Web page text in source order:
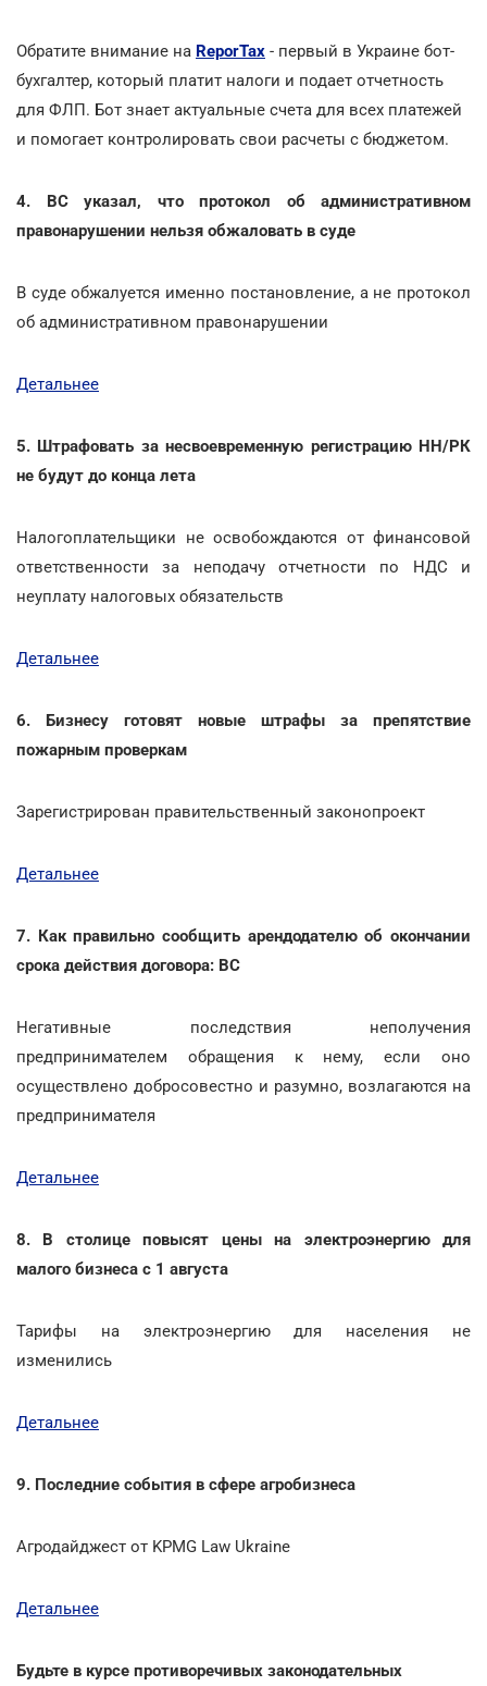
Обратите внимание на ReporTax - первый в Украине бот-
бухгалтер, который платит налоги и подает отчетность
для ФЛП. Бот знает актуальные счета для всех платежей
и помогает контролировать свои расчеты с бюджетом.
4. ВС указал, что протокол об административном
правонарушении нельзя обжаловать в суде
В суде обжалуется именно постановление, а не протокол
об административном правонарушении
Детальнее
5. Штрафовать за несвоевременную регистрацию НН/РК
не будут до конца лета
Налогоплательщики не освобождаются от финансовой
ответственности за неподачу отчетности по НДС и
неуплату налоговых обязательств
Детальнее
6. Бизнесу готовят новые штрафы за препятствие
пожарным проверкам
Зарегистрирован правительственный законопроект
Детальнее
7. Как правильно сообщить арендодателю об окончании
срока действия договора: ВС
Негативные последствия неполучения
предпринимателем обращения к нему, если оно
осуществлено добросовестно и разумно, возлагаются на
предпринимателя
Детальнее
8. В столице повысят цены на электроэнергию для
малого бизнеса с 1 августа
Тарифы на электроэнергию для населения не
изменились
Детальнее
9. Последние события в сфере агробизнеса
Агродайджест от KPMG Law Ukraine
Детальнее
Будьте в курсе противоречивых законодательных